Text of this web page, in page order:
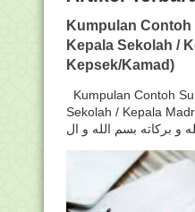
Kumpulan
Kepala Sekolah /
Kepsek/Kamad)
Kumpulan Contoh
Sekolah / Kepala